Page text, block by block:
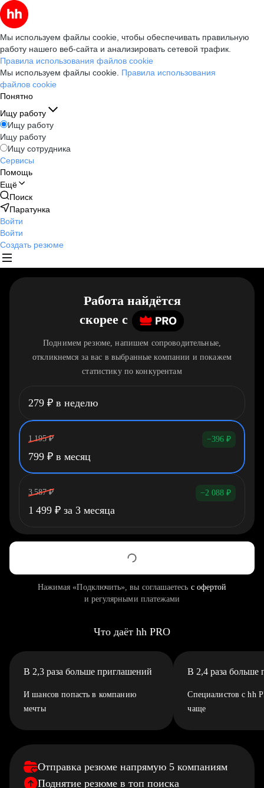
Мы используем файлы cookie, чтобы обеспечивать правильную
работу нашего веб-сайта и анализировать сетевой трафик.
Правила использования файлов cookie
Мы используем файлы cookie. Правила использования
файлов cookie
Понятно
Ищу работу
Ищу работу
Ищу работу
Ищу сотрудника
Сервисы
Помощь
Ещё
Поиск
Паратунка
Войти
Войти
Создать резюме
Работа найдётся
скорее c
Поднимем резюме, напишем сопроводительные,
откликнемся за вас в выбранные компании и покажем
статистику по конкурентам
279 ₽ в неделю
1 195 ₽ −396 ₽
799 ₽ в месяц
3 587 ₽ −2 088 ₽
1 499 ₽ за 3 месяца
Нажимая «Подключить», вы соглашаетесь с офертой
и регулярными платежами
Что даёт hh PRO
В 2,3 раза больше приглашений
И шансов попасть в компанию
мечты
В 2,4 раза больше
Специалистов с hh
чаще
Отправка резюме напрямую 5 компаниям
Поднятие резюме в топ поиска